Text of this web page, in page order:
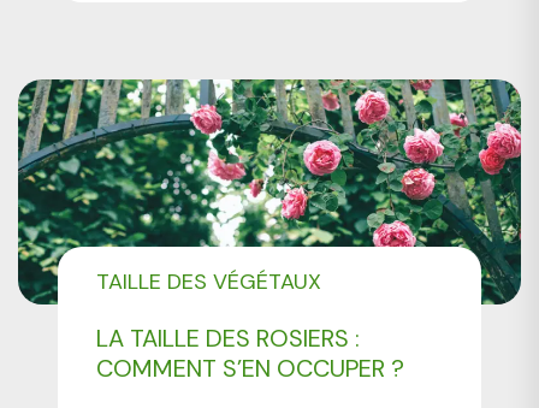
LA TAILLE DES ROSIERS :
COMMENT S’EN OCCUPER ?
TAILLE DES VÉGÉTAUX